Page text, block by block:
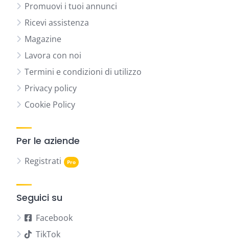
Promuovi i tuoi annunci
Ricevi assistenza
Magazine
Lavora con noi
Termini e condizioni di utilizzo
Privacy policy
Cookie Policy
Per le aziende
Registrati
Seguici su
Facebook
TikTok